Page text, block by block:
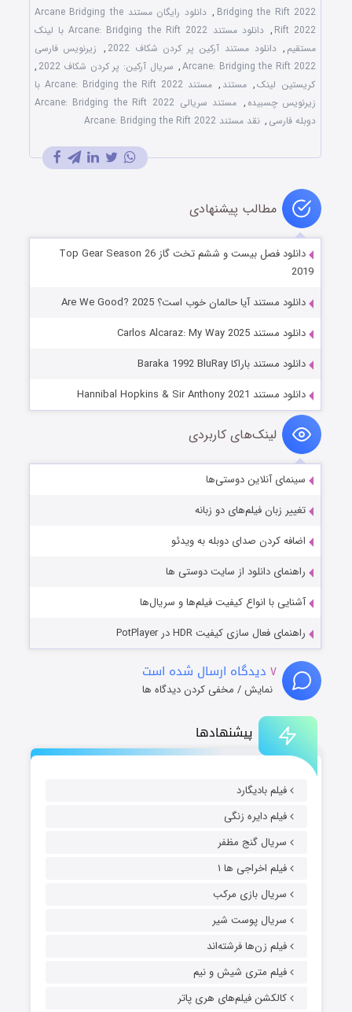
پیشنهادها
فیلم بادیگارد
فیلم دایره زنگی
سریال گنج مظفر
فیلم اخراجی ها ۱
سریال بازی مرکب
سریال پوست شیر
فیلم زن‌ها فرشته‌اند
فیلم متری شیش و نیم
کالکشن فیلم‌های هری پاتر
Bridging the Rift 2022
,
دانلود رایگان مستند Arcane Bridging the
Rift 2022
,
دانلود مستند Arcane: Bridging the Rift 2022 با لینک
مستقیم , دانلود مستند آرکین پر کردن شکاف 2022 , زیرنویس فارسی
Arcane: Bridging the Rift 2022
, سریال آرکین: پر کردن شکاف 2022
,
کریستین لینک, مستند ,
مستند Arcane: Bridging the Rift 2022 با
زیرنویس چسبیده ,
مستند سریالی Arcane: Bridging the Rift 2022
دوبله فارسی , نقد مستند Arcane: Bridging the Rift 2022
مطالب پیشنهادی
دانلود فصل بیست و ششم تخت گاز Top Gear Season 26
2019
دانلود مستند آیا حالمان خوب است؟ Are We Good? 2025
دانلود مستند Carlos Alcaraz: My Way 2025
دانلود مستند باراکا Baraka 1992 BluRay
دانلود مستند Hannibal Hopkins & Sir Anthony 2021
لینک‌های کاربردی
سینمای آنلاین دوستی‌ها
تغییر زبان فیلم‌های دو زبانه
اضافه کردن صدای دوبله به ویدئو
راهنمای دانلود از سایت دوستی ها
آشنایی با انواع کیفیت فیلم‌ها و سریال‌ها
راهنمای فعال سازی کیفیت HDR در PotPlayer
۷ دیدگاه ارسال شده است
نمایش / مخفی کردن دیدگاه ها